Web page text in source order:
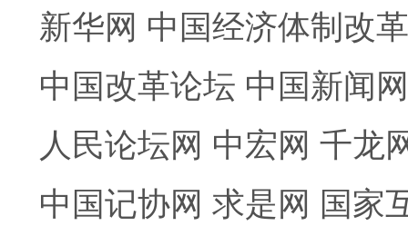
新华网 中国经济体制改
中国改革论坛 中国新闻网
人民论坛网 中宏网 千龙
中国记协网 求是网 国家